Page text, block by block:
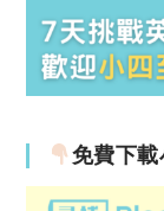
免費下